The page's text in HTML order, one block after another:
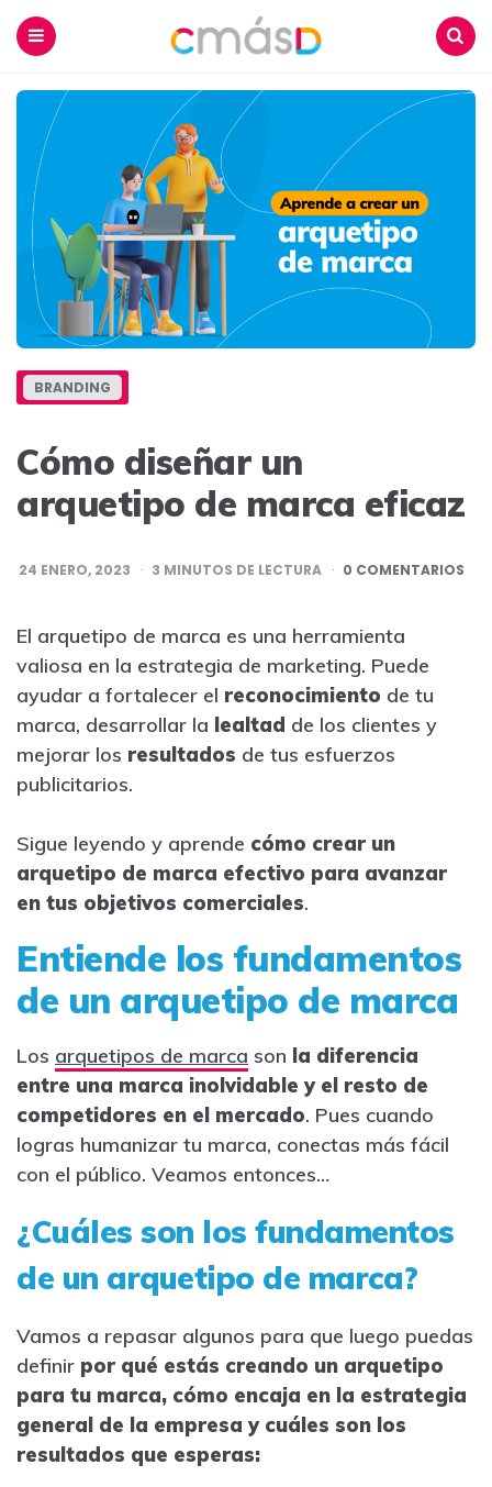
BRANDING
Cómo diseñar un
arquetipo de marca eficaz
24 ENERO, 2023 3 MINUTOS DE LECTURA 0 COMENTARIOS
El arquetipo de marca es una herramienta
valiosa en la estrategia de marketing. Puede
ayudar a fortalecer el reconocimiento de tu
marca, desarrollar la lealtad de los clientes y
mejorar los resultados de tus esfuerzos
publicitarios.
Sigue leyendo y aprende cómo crear un
arquetipo de marca efectivo para avanzar
en tus objetivos comerciales.
Entiende los fundamentos
de un arquetipo de marca
Los arquetipos de marca son la diferencia
entre una marca inolvidable y el resto de
competidores en el mercado. Pues cuando
logras humanizar tu marca, conectas más fácil
con el público. Veamos entonces…
¿Cuáles son los fundamentos
de un arquetipo de marca?
Vamos a repasar algunos para que luego puedas
definir por qué estás creando un arquetipo
para tu marca, cómo encaja en la estrategia
general de la empresa y cuáles son los
resultados que esperas: